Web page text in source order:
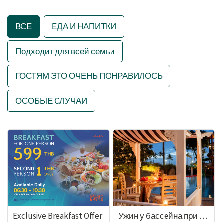
ВСЕ ЕДА И НАПИТКИ
Подходит для всей семьи
ГОСТЯМ ЭТО ОЧЕНЬ ПОНРАВИЛОСЬ
ОСОБЫЕ СЛУЧАИ
Exclusive Breakfast Offer Ужин у бассейна при свечах